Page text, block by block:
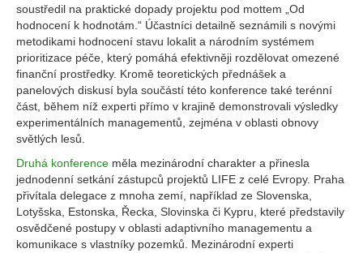
soustředil na praktické dopady projektu pod mottem „Od
hodnocení k hodnotám.“ Účastníci detailně seznámili s novými
metodikami hodnocení stavu lokalit a národním systémem
prioritizace péče, který pomáhá efektivněji rozdělovat omezené
finanční prostředky. Kromě teoretických přednášek a
panelových diskusí byla součástí této konference také terénní
část, během níž experti přímo v krajině demonstrovali výsledky
experimentálních managementů, zejména v oblasti obnovy
světlých lesů.
Druhá konference měla mezinárodní charakter a přinesla
jednodenní setkání zástupců projektů LIFE z celé Evropy. Praha
přivítala delegace z mnoha zemí, například ze Slovenska,
Lotyšska, Estonska, Řecka, Slovinska či Kypru, které představily
osvědčené postupy v oblasti adaptivního managementu a
komunikace s vlastníky pozemků. Mezinárodní experti